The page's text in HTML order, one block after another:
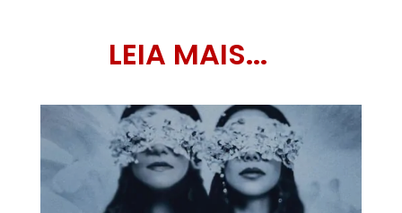
LEIA MAIS...